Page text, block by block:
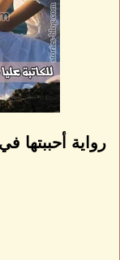
رواية أحببتها